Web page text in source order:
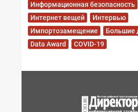
Информационная безопасность
Интернет вещей
Интервью
Импортозамещение
Большие
Data Award
COVID-19